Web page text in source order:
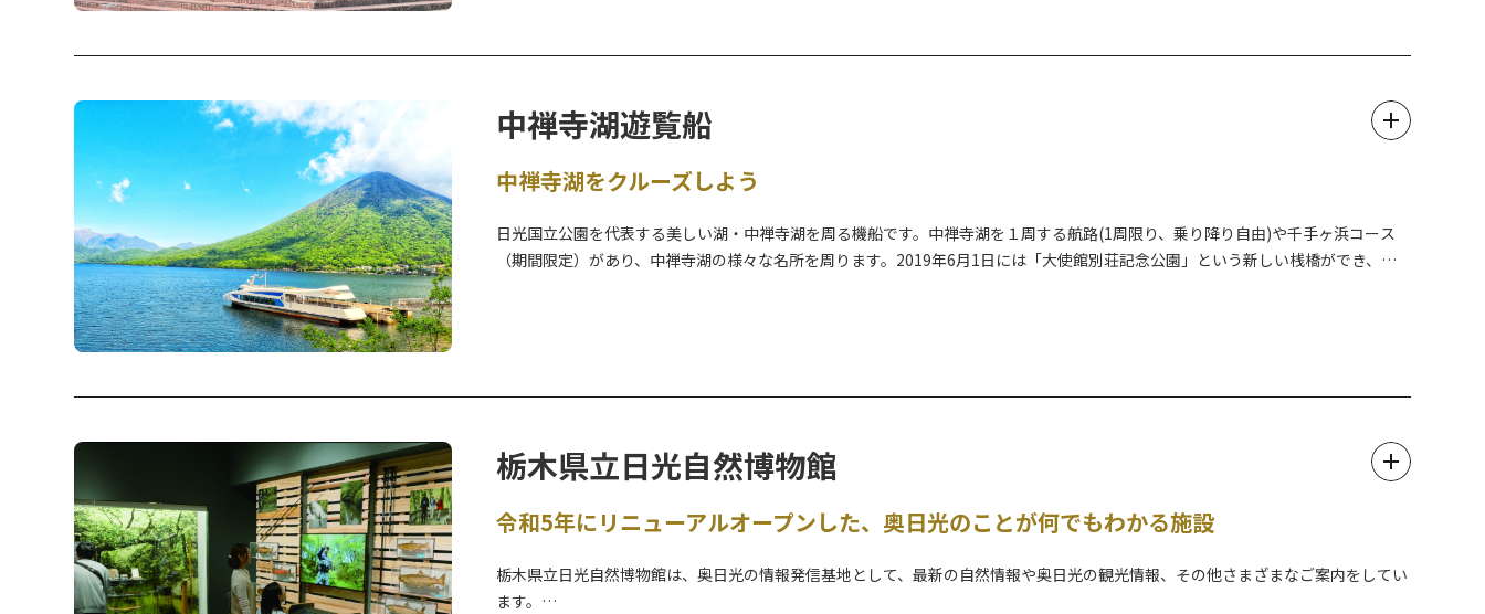
https://www.mekke-nikko.com/nikkobori
中禅寺湖遊覧船
中禅寺湖をクルーズしよう
日光国立公園を代表する美しい湖・中禅寺湖を周る機船です。中禅寺湖を１周する航路(1周限り、乗り降り自由)や千手ヶ浜コース
（期間限定）があり、中禅寺湖の様々な名所を周ります。2019年6月1日には「大使館別荘記念公園」という新しい桟橋ができ、こ
栃木県立日光自然博物館
令和5年にリニューアルオープンした、奥日光のことが何でもわかる施設
栃木県立日光自然博物館は、奥日光の情報発信基地として、最新の自然情報や奥日光の観光情報、その他さまざまなご案内をしてい
ます。